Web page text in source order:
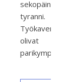
sekopäinen
tyranni.
Työkaverini
olivat
parikymppisiä…